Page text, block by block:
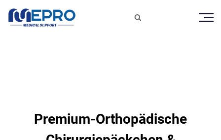

Premium-Orthopädische